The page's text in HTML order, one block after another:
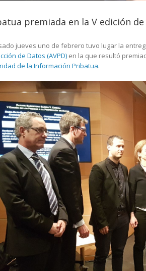
premiada en la V edición
jueves uno de febrero tuvo lugar la
de Datos (AVPD) en la que resultó
de la Información Pribatua.